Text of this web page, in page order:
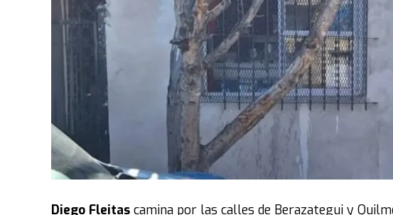
Frente a esos números, Jorge Capitanich del PJ señaló: “Si
estas quedan en letra muerta y constituyen una
La respuesta llegó desde el bloque libertario, algunos con
al peronismo de “mentiroso. Solo con una fuerte cuota de
“Si la discusión es la plata, que la pongan las
publicidad. A pocos metros de acá hay familiares que
venganza”,
agregó el cordobés que ahora integra LLA.
Parte de la postura peronista se reflejó en la intervención
estaba molesto porque había acordado con los libertarios
Diego Fleitas camina por las calles de Berazategui y